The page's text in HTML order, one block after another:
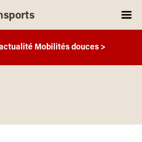
Mobilités douces >